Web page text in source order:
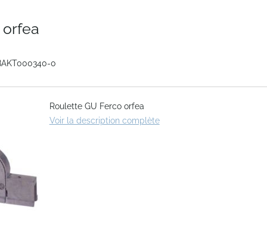
orfea
0
Roulette GU Ferco orfea
Voir la description complète